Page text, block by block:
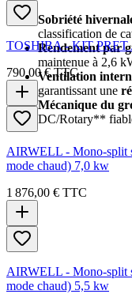
Sobriété
classification de
Rendement par
maintenue à 2,6
Ventilation
garantissant une
Mécanique du
DC/Rotary**
TOSHIBA - KIT PRET
790,00 € TTC
AIRWELL - Mono-split
mode chaud) 7,0 kw
1 876,00 € TTC
AIRWELL - Mono-split
mode chaud) 5,5 kw